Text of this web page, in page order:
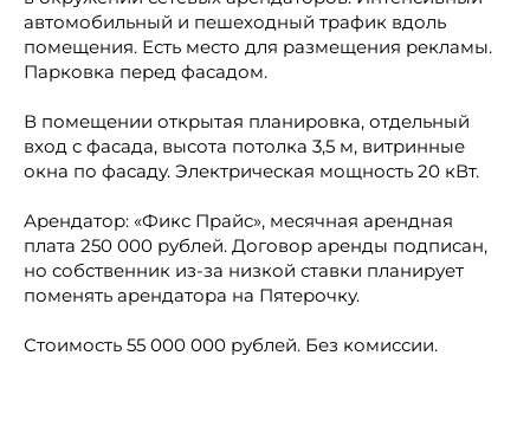
автомобильный и пешеходный трафик вдоль
помещения. Есть место для размещения рекламы.
Парковка перед фасадом.
В помещении открытая планировка, отдельный
вход с фасада, высота потолка 3,5 м, витринные
окна по фасаду. Электрическая мощность 20 кВт.
Арендатор: «Фикс Прайс», месячная арендная
плата 250 000 рублей. Договор аренды подписан,
но собственник из-за низкой ставки планирует
поменять арендатора на Пятерочку.
Стоимость 55 000 000 рублей. Без комиссии.